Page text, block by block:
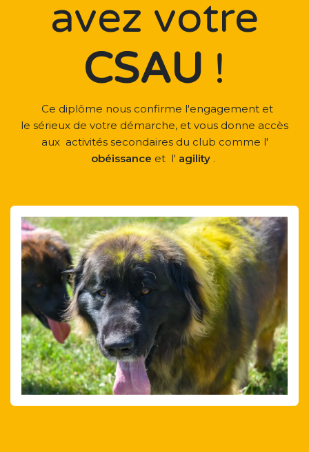
avez votre
CSAU !
Ce diplôme nous confirme l'engagement et
le sérieux de votre démarche, et vous donne accès
aux activités secondaires du club comme l'
obéissance et l' agility .